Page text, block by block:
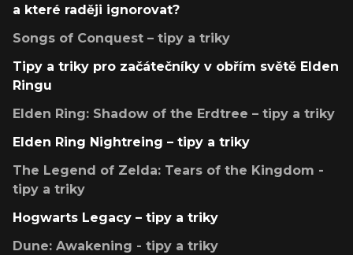
a které raději ignorovat?
Songs of Conquest – tipy a triky
Tipy a triky pro začátečníky v obřím světě Elden
Ringu
Elden Ring: Shadow of the Erdtree – tipy a triky
Elden Ring Nightreing – tipy a triky
The Legend of Zelda: Tears of the Kingdom -
tipy a triky
Hogwarts Legacy – tipy a triky
Dune: Awakening - tipy a triky